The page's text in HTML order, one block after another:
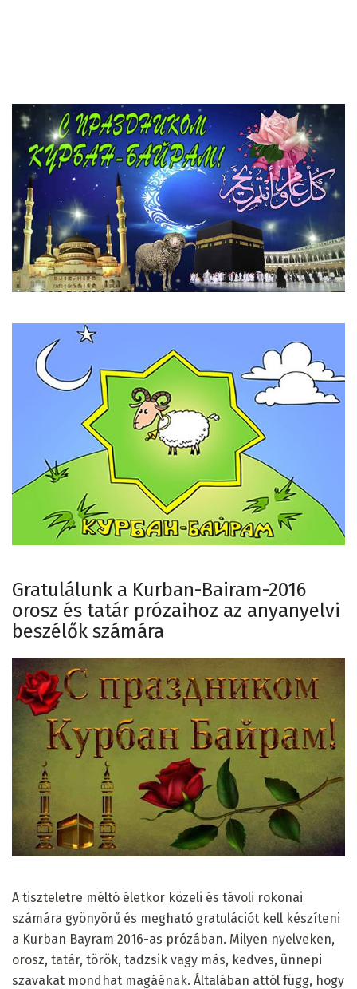
Gratulálunk a Kurban-Bairam-2016
orosz és tatár prózaihoz az anyanyelvi
beszélők számára
A tiszteletre méltó életkor közeli és távoli rokonai
számára gyönyörű és megható gratulációt kell készíteni
a Kurban Bayram 2016-as prózában. Milyen nyelveken,
orosz, tatár, török, tadzsik vagy más, kedves, ünnepi
szavakat mondhat magáénak. Általában attól függ, hogy